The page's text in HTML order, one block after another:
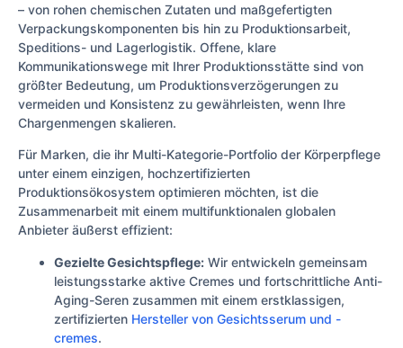
– von rohen chemischen Zutaten und maßgefertigten
Verpackungskomponenten bis hin zu Produktionsarbeit,
Speditions- und Lagerlogistik. Offene, klare
Kommunikationswege mit Ihrer Produktionsstätte sind von
größter Bedeutung, um Produktionsverzögerungen zu
vermeiden und Konsistenz zu gewährleisten, wenn Ihre
Chargenmengen skalieren.
Für Marken, die ihr Multi-Kategorie-Portfolio der Körperpflege
unter einem einzigen, hochzertifizierten
Produktionsökosystem optimieren möchten, ist die
Zusammenarbeit mit einem multifunktionalen globalen
Anbieter äußerst effizient:
Gezielte Gesichtspflege: Wir entwickeln gemeinsam
leistungsstarke aktive Cremes und fortschrittliche Anti-
Aging-Seren zusammen mit einem erstklassigen,
zertifizierten Hersteller von Gesichtsserum und -
cremes.